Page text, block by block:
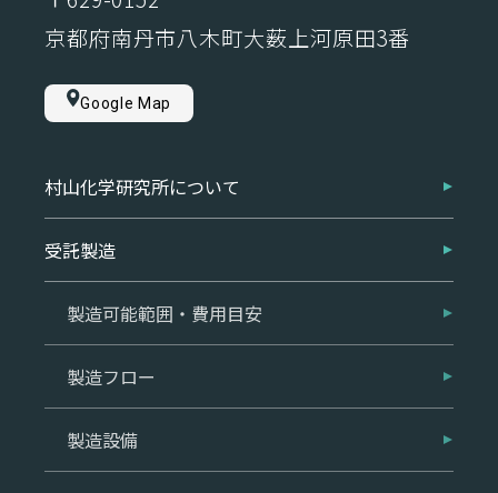
京都府南丹市八木町大薮上河原田3番
Google Map
村山化学研究所について
受託製造
製造可能範囲・費用目安
製造フロー
製造設備